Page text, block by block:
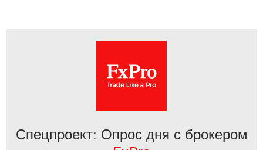
Спецпроект: Опрос дня с брокером